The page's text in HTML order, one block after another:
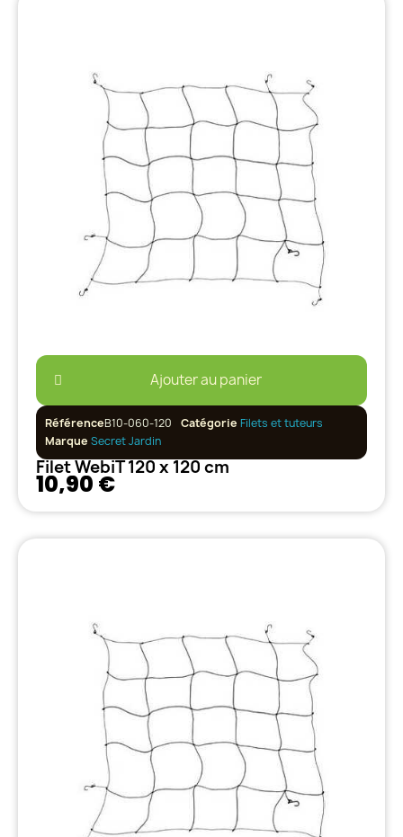
Ajouter au panier
RéférenceB10-060-120 Catégorie Filets et tuteurs
Marque Secret Jardin
Filet WebiT 120 x 120 cm
10,90 €